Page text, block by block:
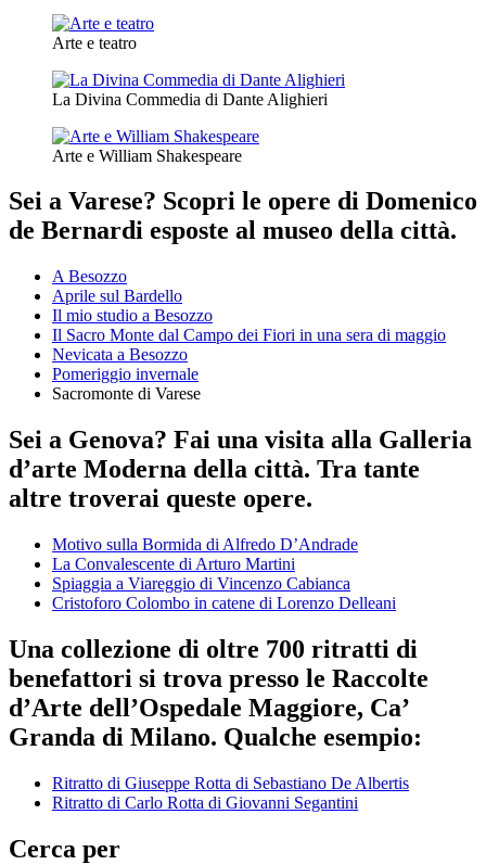
Arte e teatro
La Divina Commedia di Dante Alighieri
Arte e William Shakespeare
Sei a Varese? Scopri le opere di Domenico
de Bernardi esposte al museo della città.
A Besozzo
Aprile sul Bardello
Il mio studio a Besozzo
Il Sacro Monte dal Campo dei Fiori in una sera di maggio
Nevicata a Besozzo
Pomeriggio invernale
Sacromonte di Varese
Sei a Genova? Fai una visita alla Galleria
d’arte Moderna della città. Tra tante
altre troverai queste opere.
Motivo sulla Bormida di Alfredo D’Andrade
La Convalescente di Arturo Martini
Spiaggia a Viareggio di Vincenzo Cabianca
Cristoforo Colombo in catene di Lorenzo Delleani
Una collezione di oltre 700 ritratti di
benefattori si trova presso le Raccolte
d’Arte dell’Ospedale Maggiore, Ca’
Granda di Milano. Qualche esempio:
Ritratto di Giuseppe Rotta di Sebastiano De Albertis
Ritratto di Carlo Rotta di Giovanni Segantini
Cerca per